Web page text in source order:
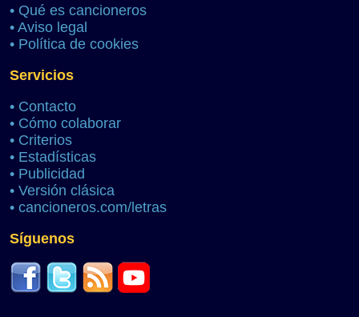
• Qué es cancioneros
• Aviso legal
• Política de cookies
Servicios
• Contacto
• Cómo colaborar
• Criterios
• Estadísticas
• Publicidad
• Versión clásica
• cancioneros.com/letras
Síguenos